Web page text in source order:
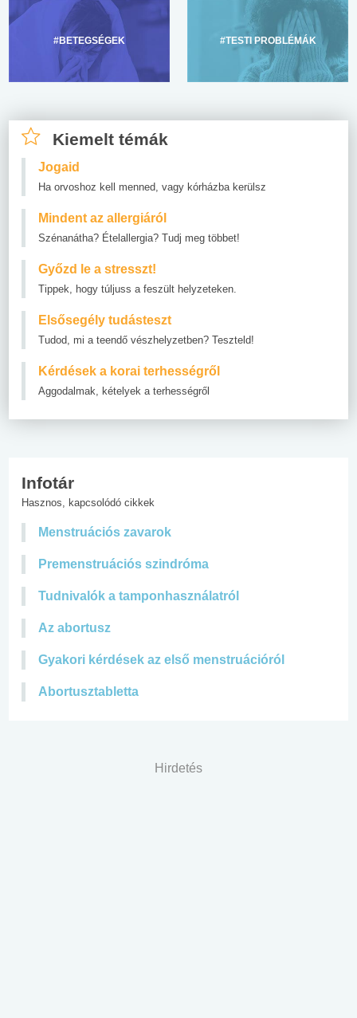
#BETEGSÉGEK #TESTI PROBLÉMÁK
Kiemelt témák
Jogaid
Ha orvoshoz kell menned, vagy kórházba kerülsz
Mindent az allergiáról
Szénanátha? Ételallergia? Tudj meg többet!
Győzd le a stresszt!
Tippek, hogy túljuss a feszült helyzeteken.
Elsősegély tudásteszt
Tudod, mi a teendő vészhelyzetben? Teszteld!
Kérdések a korai terhességről
Aggodalmak, kételyek a terhességről
Infotár
Hasznos, kapcsolódó cikkek
Menstruációs zavarok
Premenstruációs szindróma
Tudnivalók a tamponhasználatról
Az abortusz
Gyakori kérdések az első menstruációról
Abortusztabletta
Hirdetés